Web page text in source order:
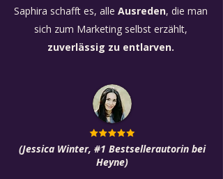
Saphira schafft es, alle Ausreden, die man
sich zum Marketing selbst erzählt,
zuverlässig zu entlarven.
(Jessica Winter, #1 Bestsellerautorin bei
Heyne)